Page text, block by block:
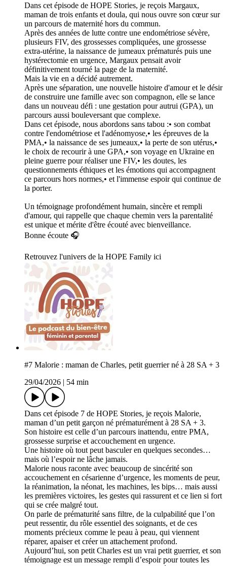
Dans cet épisode de HOPE Stories, je reçois Margaux,
maman de trois enfants et doula, qui nous ouvre son cœur sur
un parcours de maternité hors du commun.
Après des années de lutte contre une endométriose sévère,
plusieurs FIV, des grossesses compliquées, une grossesse
extra-utérine, la naissance de jumeaux prématurés puis une
hystérectomie en urgence, Margaux pensait avoir
définitivement tourné la page de la maternité.
Mais la vie en a décidé autrement.
Après une séparation, une nouvelle histoire d'amour et le désir
de construire une famille avec son compagnon, elle se lance
dans un nouveau défi : une gestation pour autrui (GPA), un
parcours aussi bouleversant que complexe.
Dans cet épisode, nous abordons sans tabou :• son combat
contre l'endométriose et l'adénomyose,• les épreuves de la
PMA,• la naissance de ses jumeaux,• la perte de son utérus,•
le choix de recourir à une GPA,• son voyage en Ukraine en
pleine guerre pour réaliser une FIV,• les doutes, les
questionnements éthiques et les émotions qui accompagnent
ce parcours hors normes,• et l'immense espoir qui continue de
la porter.
Un témoignage profondément humain, sincère et rempli
d'amour, qui rappelle que chaque chemin vers la parentalité
est unique et mérite d'être écouté avec bienveillance.
Bonne écoute 🎧
Retrouvez l'univers de la HOPE Family ici
#7 Malorie : maman de Charles, petit guerrier né à 28 SA + 3
29/04/2026 | 54 min
Dans cet épisode 7 de HOPE Stories, je reçois Malorie,
maman d’un petit garçon né prématurément à 28 SA + 3.
Son histoire est celle d’un parcours inattendu, entre PMA,
grossesse surprise et accouchement en urgence.
Une histoire où tout peut basculer en quelques secondes…
mais où l’espoir ne lâche jamais.
Malorie nous raconte avec beaucoup de sincérité son
accouchement en césarienne d’urgence, les moments de peur,
la réanimation, la néonat, les machines, les bips… mais aussi
les premières victoires, les gestes qui rassurent et ce lien si fort
qui se crée malgré tout.
On parle de prématurité sans filtre, de la culpabilité que l’on
peut ressentir, du rôle essentiel des soignants, et de ces
moments précieux comme le peau à peau, qui viennent
réparer, apaiser et créer un attachement profond.
Aujourd’hui, son petit Charles est un vrai petit guerrier, et son
témoignage est un message rempli d’espoir pour toutes les